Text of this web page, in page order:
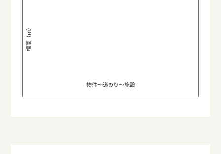
標高（m）
物件〜道のり〜施設